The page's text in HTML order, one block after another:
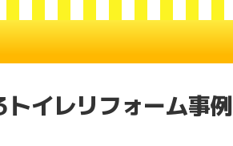
イレリフォーム事例